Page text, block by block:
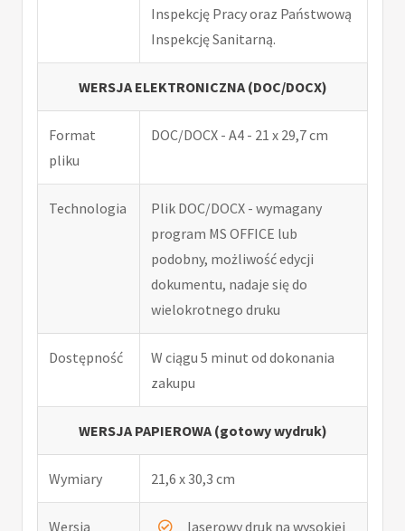
Inspekcję Pracy oraz Państwową
Inspekcję Sanitarną.
WERSJA ELEKTRONICZNA (DOC/DOCX)
Format
pliku
DOC/DOCX - A4 - 21 x 29,7 cm
Technologia
Plik DOC/DOCX - wymagany
program MS OFFICE lub
podobny, możliwość edycji
dokumentu, nadaje się do
wielokrotnego druku
Dostępność
W ciągu 5 minut od dokonania
zakupu
WERSJA PAPIEROWA (gotowy wydruk)
Wymiary 21,6 x 30,3 cm
Wersja laserowy druk na wysokiej